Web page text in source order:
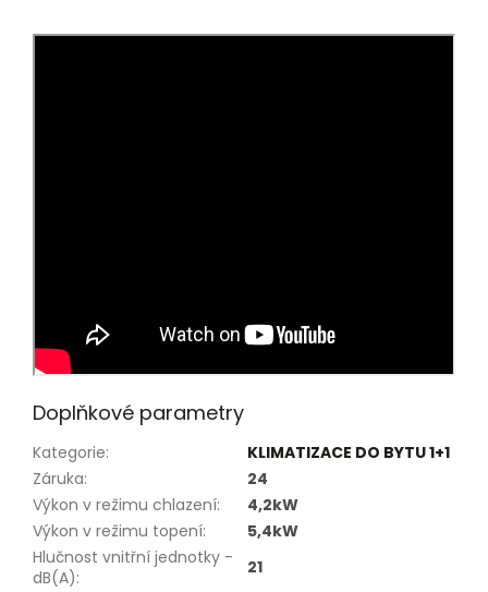
Doplňkové parametry
Kategorie:
KLIMATIZACE DO BYTU 1+1
Záruka:
24
Výkon v režimu chlazení:
4,2kW
Výkon v režimu topení:
5,4kW
Hlučnost vnitřní jednotky -
dB(A):
21